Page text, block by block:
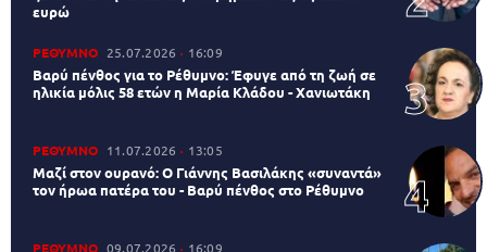
ευρώ
ΡΕΘΥΜΝΟ 25.07.2026 16:09
Βαρύ πένθος για το Ρέθυμνο: Έφυγε από τη ζωή σε
ηλικία μόλις 58 ετών η Μαρία Κλάδου - Χανιωτάκη
ΡΕΘΥΜΝΟ 11.07.2026 13:05
Μαζί στον ουρανό: Ο Γιάννης Βασιλάκης «συναντά»
τον ήρωα πατέρα του - Βαρύ πένθος στο Ρέθυμνο
ΡΕΘΥΜΝΟ 09.07.2026 16:09